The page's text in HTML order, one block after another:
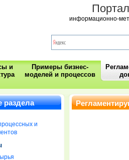
информационно-
и
Примеры бизнес-
моделей и процессов
раздела
и